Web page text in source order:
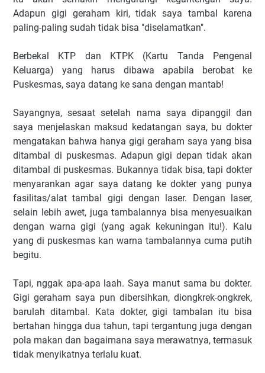
Adapun gigi geraham kiri, tidak saya tambal karena
paling-paling sudah tidak bisa "diselamatkan".
Berbekal KTP dan KTPK (Kartu Tanda Pengenal
Keluarga) yang harus dibawa apabila berobat ke
Puskesmas, saya datang ke sana dengan mantab!
Sayangnya, sesaat setelah nama saya dipanggil dan
saya menjelaskan maksud kedatangan saya, bu dokter
mengatakan bahwa hanya gigi geraham saya yang bisa
ditambal di puskesmas. Adapun gigi depan tidak akan
ditambal di puskesmas. Bukannya tidak bisa, tapi dokter
menyarankan agar saya datang ke dokter yang punya
fasilitas/alat tambal gigi dengan laser. Dengan laser,
selain lebih awet, juga tambalannya bisa menyesuaikan
dengan warna gigi (yang agak kekuningan itu!). Kalu
yang di puskesmas kan warna tambalannya cuma putih
begitu.
Tapi, nggak apa-apa laah. Saya manut sama bu dokter.
Gigi geraham saya pun dibersihkan, diongkrek-ongkrek,
barulah ditambal. Kata dokter, gigi tambalan itu bisa
bertahan hingga dua tahun, tapi tergantung juga dengan
pola makan dan bagaimana saya merawatnya, termasuk
tidak menyikatnya terlalu kuat.